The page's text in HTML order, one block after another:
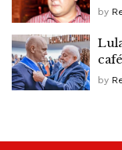
by
by